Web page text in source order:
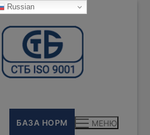
БАЗА НОРМ МЕНЮ
Russian